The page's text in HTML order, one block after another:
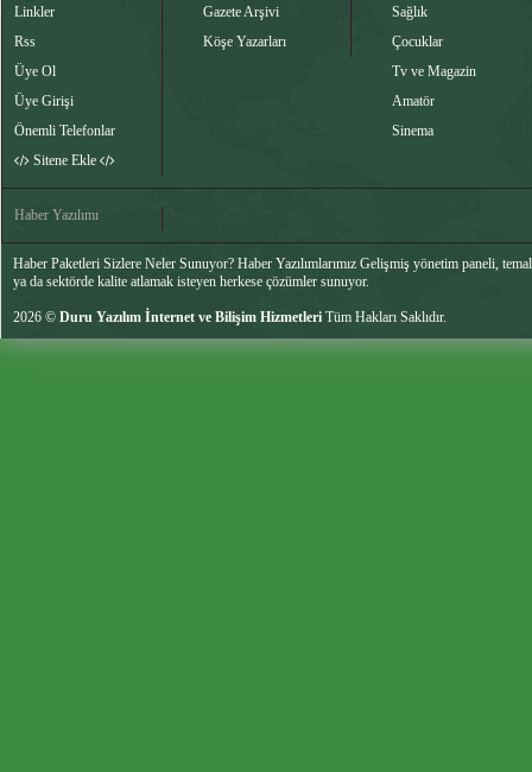
Linkler
Rss
Üye Ol
Üye Girişi
Önemli Telefonlar
Sitene Ekle
Gazete Arşivi
Köşe Yazarları
Sağlık
Çocuklar
Tv ve Magazin
Amatör
Sinema
Haber Yazılımı
Haber Paketleri Sizlere Neler Sunuyor? Haber Yazılımlarımız Gelişmiş yönetim paneli,
ya da sektörde kalite atlamak isteyen herkese çözümler sunuyor.
2026 © Duru Yazılım İnternet ve Bilişim Hizmetleri Tüm Hakları Saklıdır.